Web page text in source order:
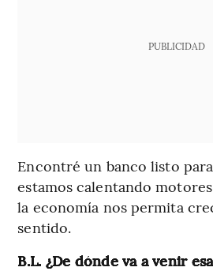
PUBLICIDAD
Encontré un banco listo
estamos calentando
la economía nos permita
sentido.
B.L. ¿De dónde va a venir